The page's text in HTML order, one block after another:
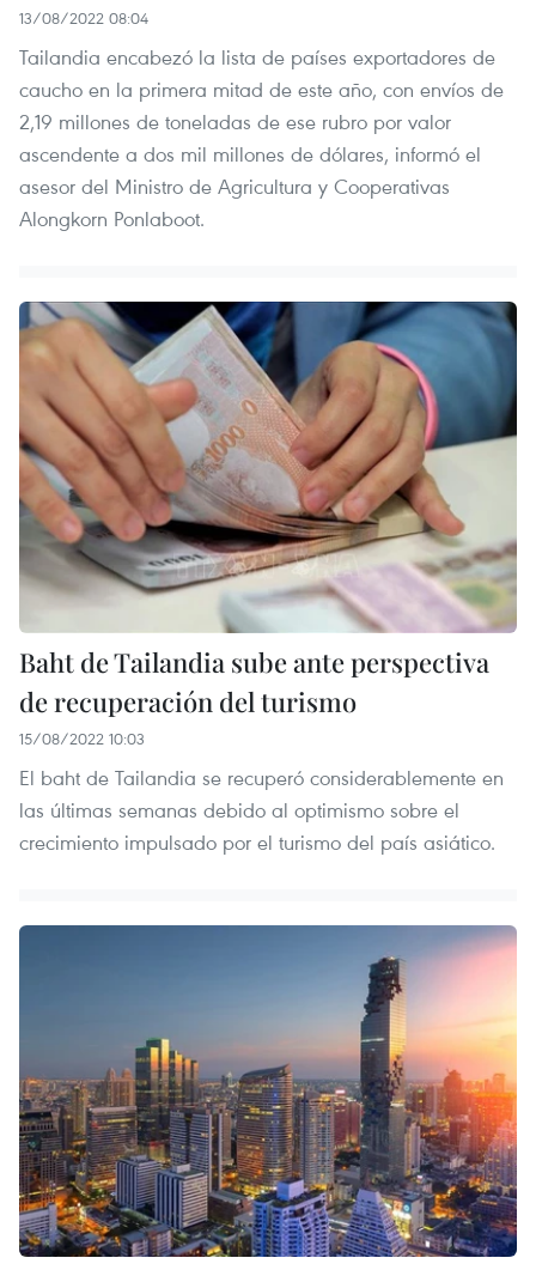
13/08/2022 08:04
Tailandia encabezó la lista de países exportadores de
caucho en la primera mitad de este año, con envíos de
2,19 millones de toneladas de ese rubro por valor
ascendente a dos mil millones de dólares, informó el
asesor del Ministro de Agricultura y Cooperativas
Alongkorn Ponlaboot.
Baht de Tailandia sube ante perspectiva
de recuperación del turismo
15/08/2022 10:03
El baht de Tailandia se recuperó considerablemente en
las últimas semanas debido al optimismo sobre el
crecimiento impulsado por el turismo del país asiático.